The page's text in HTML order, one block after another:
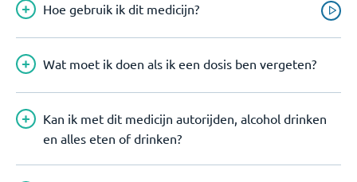
Hoe gebruik ik dit medicijn?
Wat moet ik doen als ik een dosis ben vergeten?
Kan ik met dit medicijn autorijden, alcohol drinken
en alles eten of drinken?